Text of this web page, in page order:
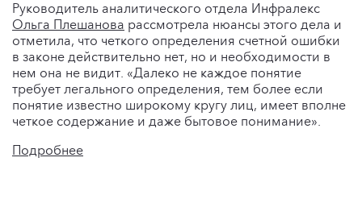
Руководитель аналитического отдела Инфралекс
Ольга Плешанова рассмотрела нюансы этого дела и
отметила, что четкого определения счетной ошибки
в законе действительно нет, но и необходимости в
нем она не видит. «Далеко не каждое понятие
требует легального определения, тем более если
понятие известно широкому кругу лиц, имеет вполне
четкое содержание и даже бытовое понимание».
Подробнее